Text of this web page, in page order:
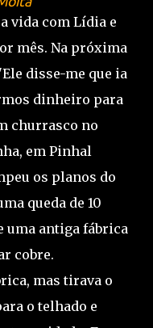
vida com Lídia e
mês. Na próxima
disse-me que ia
dinheiro para
churrasco no
em Pinhal
os planos do
queda de 10
uma antiga fábrica
cobre.
mas tirava o
o telhado e